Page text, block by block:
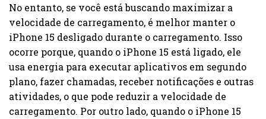
No entanto, se você está buscando maximizar a
velocidade de carregamento, é melhor manter o
iPhone 15 desligado durante o carregamento. Isso
ocorre porque, quando o iPhone 15 está ligado, ele
usa energia para executar aplicativos em segundo
plano, fazer chamadas, receber notificações e outras
atividades, o que pode reduzir a velocidade de
carregamento. Por outro lado, quando o iPhone 15